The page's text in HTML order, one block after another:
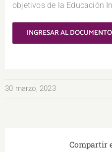
objetivos de la Educación
INGRESAR AL DOCUMENTO
30 marzo, 2023
Compartir